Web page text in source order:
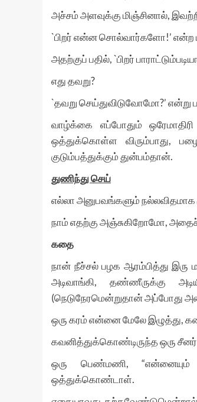
அச்சம் அளவுக்கு மிஞ்சினால்,
`பிறர் என்ன சொல்வார்களோ!’ என்ற
அதற்குப் பதில், `பிறர்
எது தவறு?
`தவறு செய்துவிடுவோமோ?’ என்று
வாழ்க்கை எப்போதும்
ஒத்துக்கொள்ள விரும்பாது,
குடும்பத்துக்கும் துன்பம்தான்.
துணிந்து செய்
எல்லா அனுபவங்களும் நல்லவிதமாக
நாம் எதற்கு அஞ்சுகிறோமோ,
கதை
நான் நீச்சல் பழக ஆரம்பித்து இரு
அடிவாங்கி, தண்ணீருக்கு
(நெடுநேரமென்றுதான் அப்போது
ஒரு கரம் என்னை மேலே இழுத்து,
கவனித்துக்கொண்டிருந்த ஒரு
ஒரு பெண்மணி, “என்னையும்
ஒத்துக்கொண்டாள்.